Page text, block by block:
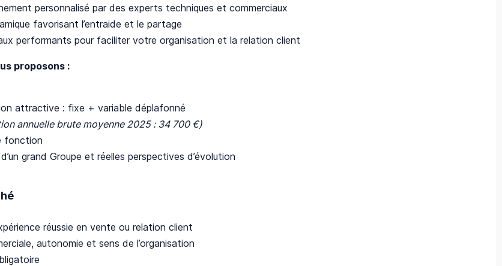
personnalisé par des experts techniques et commerciaux
favorisant l’entraide et le partage
performants pour faciliter votre organisation et la relation client
proposons :
attractive : fixe + variable déplafonné
annuelle brute moyenne 2025 : 34 700 €)
fonction
grand Groupe et réelles perspectives d’évolution
réussie en vente ou relation client
autonomie et sens de l’organisation